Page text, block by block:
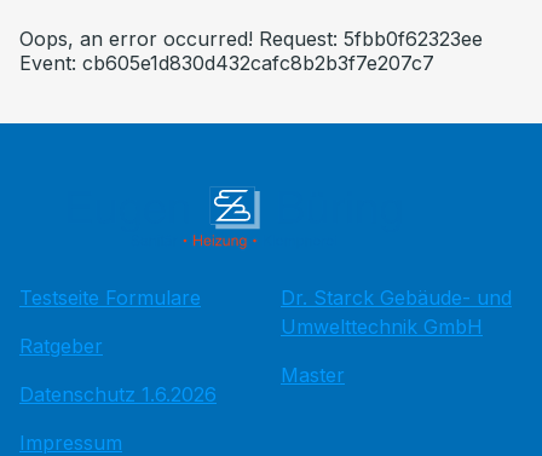
Oops, an error occurred! Request: 5fbb0f62323ee
Event: cb605e1d830d432cafc8b2b3f7e207c7
Testseite Formulare
Ratgeber
Datenschutz 1.6.2026
Impressum
Dr. Starck Gebäude- und
Umwelttechnik GmbH
Master